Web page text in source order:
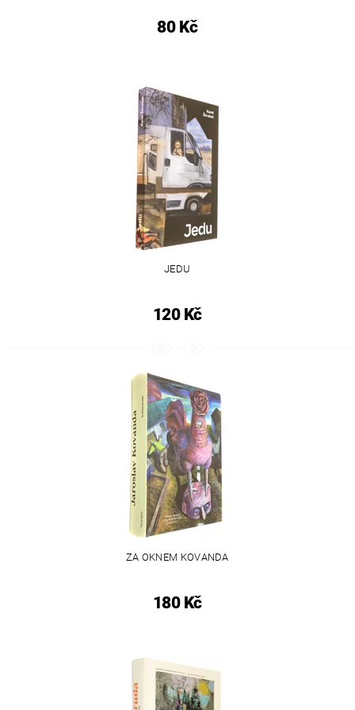
80 Kč
JEDU
120 Kč
ZA OKNEM KOVANDA
180 Kč